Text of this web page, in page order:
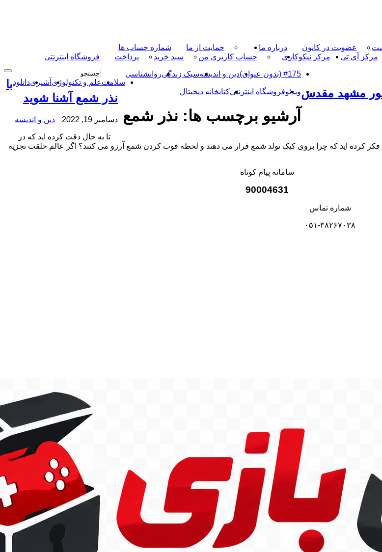
درباره ما عضویت در کانون شماره حساب ها
حمایت از ما
مرکز آی تی
مرکز نیکوکاری فروشگاه اینترنتی حساب کاربری من سبد خرید پرداخت
نور مشهد مقدس
#175 (بدون عنوان) دین و اندیشهسبک زندگیروانشناسی
سلامتعلم و تکنولوژی آشپزیدانلود
ویدئوفروشگاه اینترنتیکتابخانه دیجیتال
آرشیو برچسب ها: نذر شمع
با
نذر شمع آشنا شوید
دسامبر 19, 2022 دین و اندیشه
تا به حال دقت کرده اید که در
اید که چرا بروی کیک تولد شمع قرار می دهند و لحظه فوت کردن شمع آرزو می کنند؟ اگر عالم خلقت تجزیه
سامانه پیام کوتاه
90004631
شماره تماس
۰۵۱-۳۸۲۶۷۰۳۸